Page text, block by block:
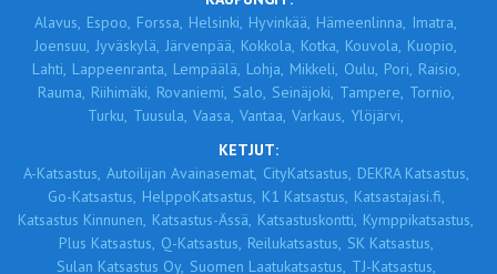
Alavus, Espoo, Forssa, Helsinki, Hyvinkää, Hämeenlinna, Imatra,
Joensuu, Jyväskylä, Järvenpää, Kokkola, Kotka, Kouvola, Kuopio,
Lahti, Lappeenranta, Lempäälä, Lohja, Mikkeli, Oulu, Pori, Raisio,
Rauma, Riihimäki, Rovaniemi, Salo, Seinäjoki, Tampere, Tornio,
Turku, Tuusula, Vaasa, Vantaa, Varkaus, Ylöjärvi,
KETJUT:
A-Katsastus, Autoilijan Avainasemat, CityKatsastus, DEKRA Katsastus,
Go-Katsastus, HelppoKatsastus, K1 Katsastus, Katsastajasi.fi,
Katsastus Kinnunen, Katsastus-Ässä, Katsastuskontti, Kymppikatsastus,
Plus Katsastus, Q-Katsastus, Reilukatsastus, SK Katsastus,
Sulan Katsastus Oy, Suomen Laatukatsastus, TJ-Katsastus,